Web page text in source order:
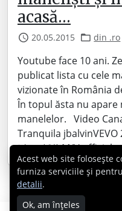
acasă…
20.05.2015 din .ro
Youtube face 10 ani.
publicat lista cu cele
vizionate în România
În topul ăsta nu
manelelor. Video
Tranquila jbalvinVEVO
남스타일) M/V
Acest web site folosește
furniza serviciile și
detalii.
Ok, am înțeles